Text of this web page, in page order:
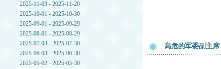
2025-11-03 - 2025-11-20
2025-10-01 - 2025-10-30
2025-09-01 - 2025-09-29
2025-08-01 - 2025-08-29
2025-07-03 - 2025-07-30
2025-06-03 - 2025-06-30
2025-05-02 - 2025-05-30
高危的军委副主